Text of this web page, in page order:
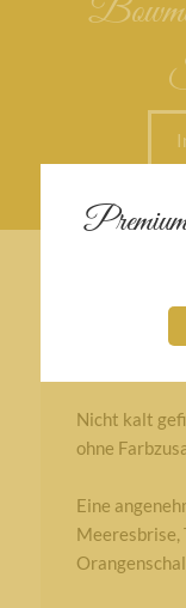
Nicht kalt
ohne
Eine
Meeresbrise,